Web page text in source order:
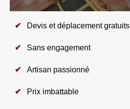
Devis et déplacement gratuits
Sans engagement
Artisan passionné
Prix imbattable